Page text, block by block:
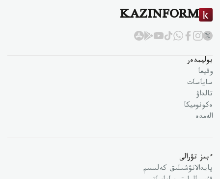
KAZINFORM
بوليمدەر
وقيعا
ساياسات
تالداۋ
ەكونوميكا
الەمدە
ءبىز تۋرالى
پايدالانۋشىلىق كەلىسىم